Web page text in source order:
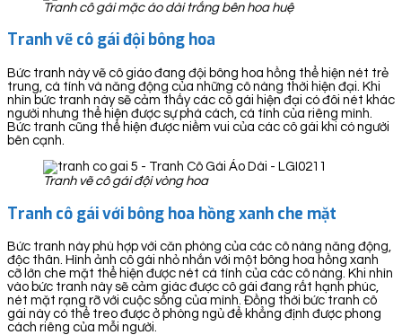
Tranh cô gái mặc áo dài trắng bên hoa huệ
Tranh vẽ cô gái đội bông hoa
Bức tranh này vẽ cô giáo đang đội bông hoa hồng thể hiện nét trẻ
trung, cá tính và năng động của những cô nàng thời hiện đại. Khi
nhìn bức tranh này sẽ cảm thấy các cô gái hiện đại có đôi nét khác
người nhưng thể hiện được sự phá cách, cá tính của riêng mình.
Bức tranh cũng thể hiện được niềm vui của các cô gái khi có người
bên cạnh.
Tranh vẽ cô gái đội vòng hoa
Tranh cô gái với bông hoa hồng xanh che mặt
Bức tranh này phù hợp với căn phòng của các cô nàng năng động,
độc thân. Hình ảnh cô gái nhỏ nhắn với một bông hoa hồng xanh
cỡ lớn che mặt thể hiện được nét cá tính của các cô nàng. Khi nhìn
vào bức tranh này sẽ cảm giác được cô gái đang rất hạnh phúc,
nét mặt rạng rỡ với cuộc sống của mình. Đồng thời bức tranh cô
gái này có thể treo được ở phòng ngủ để khẳng định được phong
cách riêng của mỗi người.